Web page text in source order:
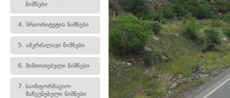
ნიშნები
4. პრიორიტეტის ნიშნები
5. ამკრძალავი ნიშნები
6. მიმთითებელი ნიშნები
7. საინფორმაციო-
მაჩვენებელი ნიშნები